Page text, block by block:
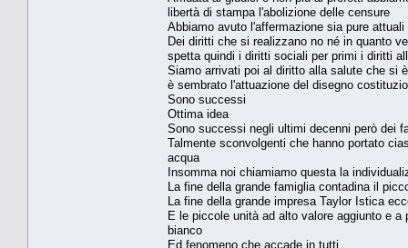
libertà di stampa l'abolizione delle censure
Abbiamo avuto l'affermazione sia pure
Dei diritti che si realizzano no né in quanto
spetta quindi i diritti sociali per primi i diritti
Siamo arrivati poi al diritto alla salute che si
è sembrato l'attuazione del disegno
Sono successi
Ottima idea
Sono successi negli ultimi decenni però dei
Talmente sconvolgenti che hanno portato
acqua
Insomma noi chiamiamo questa la
La fine della grande famiglia contadina il
La fine della grande impresa Taylor Istica
E le piccole unità ad alto valore aggiunto e
bianco
Ed fenomeno che accade in tutti